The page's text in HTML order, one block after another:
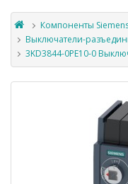
Компоненты
Выключатели-
3KD3844-0PE10-0